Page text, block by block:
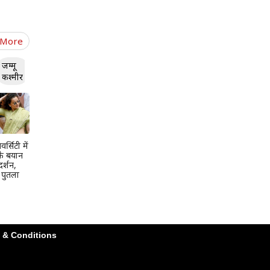
जम्मू
कश्मीर
में
बयान
पुतला
& Conditions